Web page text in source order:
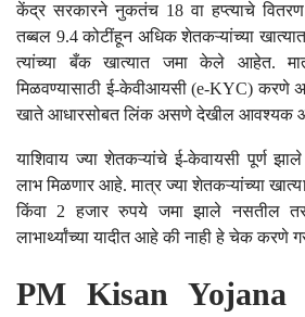
केंद्र सरकारने नुकतंच 18 वा हप्त्याचे
तब्बल 9.4 कोटींहून अधिक शेतकऱ्यांच्या
त्यांच्या बँक खात्यात जमा केले आहेत.
मिळवण्यासाठी ई-केवीआयसी (e-KYC) करणे
खाते आधारसोबत लिंक असणे देखील आवश्यक
याशिवाय ज्या शेतकऱ्यांचे ई-केवायसी पूर्ण
लाभ मिळणार आहे. मात्र ज्या शेतकऱ्यांच्या
किंवा 2 हजार रुपये जमा झाले नसतील तर
लाभार्थ्यांच्या यादीत आहे की नाही हे चेक करणे
PM Kisan Yojana